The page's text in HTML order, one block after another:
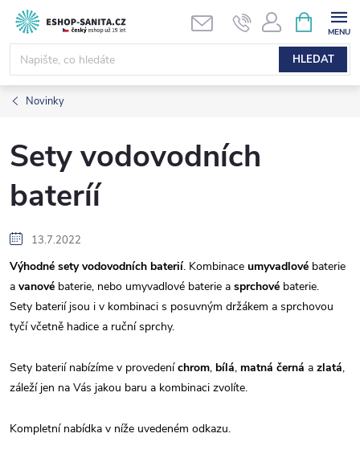
Přejít
obsah
HLEDAT
NÁKUPNÍ
KOŠÍK
Novinky
Sety vodovodních
bateríí
13.7.2022
Výhodné sety vodovodních baterií. Kombinace umyvadlové baterie
a vanové baterie, nebo umyvadlové baterie a sprchové baterie.
Sety baterií jsou i v kombinaci s posuvným držákem a sprchovou
tyčí včetně hadice a ruční sprchy.
Sety baterií nabízíme v provedeníchrom, bílá, matná černá a zlatá,
záleží jen na Vás jakou baru a kombinaci zvolíte.
Kompletní nabídka v níže uvedeném odkazu.